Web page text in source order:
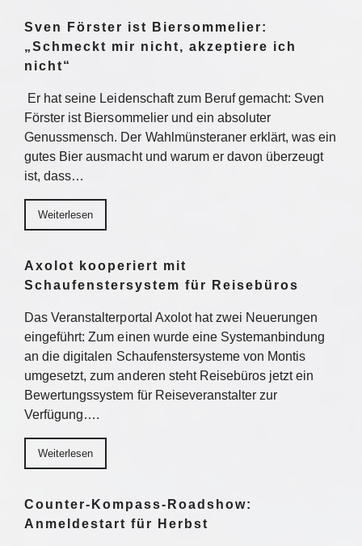
Sven Förster ist Biersommelier:
„Schmeckt mir nicht, akzeptiere ich
nicht“
Er hat seine Leidenschaft zum Beruf gemacht: Sven
Förster ist Biersommelier und ein absoluter
Genussmensch. Der Wahlmünsteraner erklärt, was ein
gutes Bier ausmacht und warum er davon überzeugt
ist, dass…
Weiterlesen
Axolot kooperiert mit
Schaufenstersystem für Reisebüros
Das Veranstalterportal Axolot hat zwei Neuerungen
eingeführt: Zum einen wurde eine Systemanbindung
an die digitalen Schaufenstersysteme von Montis
umgesetzt, zum anderen steht Reisebüros jetzt ein
Bewertungssystem für Reiseveranstalter zur
Verfügung….
Weiterlesen
Counter-Kompass-Roadshow:
Anmeldestart für Herbst